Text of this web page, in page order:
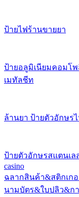
ป้ายไฟร้านขายยา
ป้ายอลูมิเนียมคอมโ
เมทัลชีท
ล้านยา ป้ายตัวอักษร
ป้ายตัวอักษรสแตนเล
casino
ฉลากสินค้า&สติกเก
นามบัตร&ใบปลิว&ก